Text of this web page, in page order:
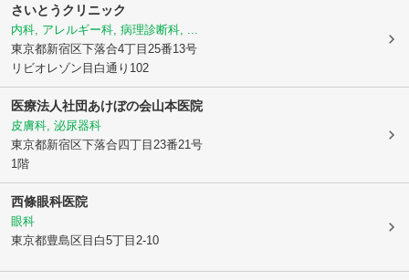
さいとうクリニック
内科, アレルギー科, 病理診断科, ...
東京都新宿区下落合4丁目25番13号
リビオレゾン目白通り102
医療法人社団あけぼの会山本医院
皮膚科, 泌尿器科
東京都新宿区下落合四丁目23番21号
1階
西條眼科医院
眼科
東京都豊島区 目白5丁目2-10